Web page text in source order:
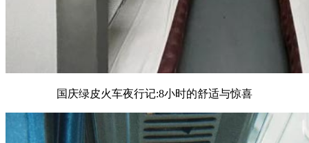
国庆绿皮火车夜行记:8小时的舒适与惊喜